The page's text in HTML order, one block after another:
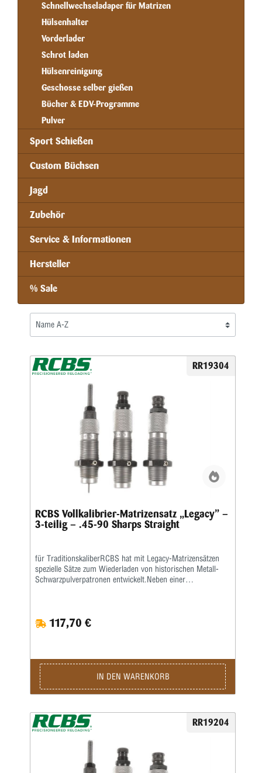
Schnellwechseladaper für Matrizen
Hülsenhalter
Vorderlader
Schrot laden
Hülsenreinigung
Geschosse selber gießen
Bücher & EDV-Programme
Pulver
Sport Schießen
Custom Büchsen
Jagd
Zubehör
Service & Informationen
Hersteller
% Sale
RR19304
RCBS Vollkalibrier-Matrizensatz „Legacy” –
3-teilig – .45-90 Sharps Straight
für TraditionskaliberRCBS hat mit Legacy-Matrizensätzen
spezielle Sätze zum Wiederladen von historischen Metall-
Schwarzpulverpatronen entwickelt.Neben einer
zum Kalibrieren gefettet werden.Die Matrizen besitzen das
⅞”-Standardgewinde und passen in alle gängigen
separat.
117,70 €
IN DEN WARENKORB
RR19204